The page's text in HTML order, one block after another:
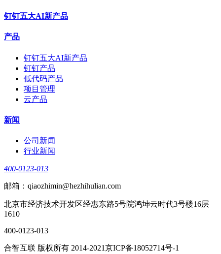
钉钉五大AI新产品
产品
钉钉五大AI新产品
钉钉产品
低代码产品
项目管理
云产品
新闻
公司新闻
行业新闻
400-0123-013
邮箱：qiaozhimin@hezhihulian.com
北京市经济技术开发区经惠东路5号院鸿坤云时代3号楼16层
1610
400-0123-013
合智互联 版权所有 2014-2021京ICP备18052714号-1